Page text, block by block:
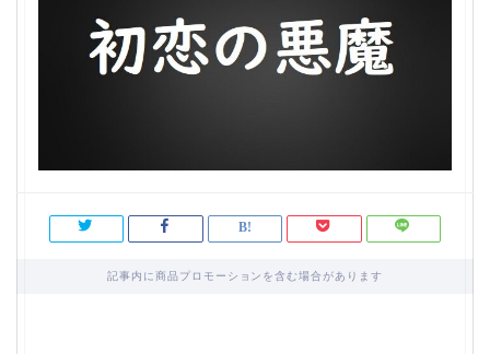
記事内に商品プロモーションを含む場合があります